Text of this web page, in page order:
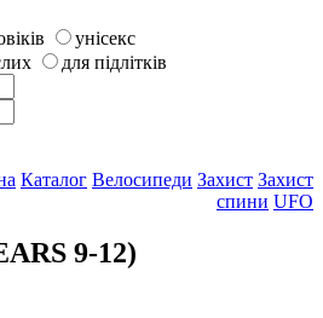
унісекс
для підлітків
Каталог Велосипеди Захист Захист
спини UFO
9-12)